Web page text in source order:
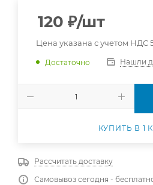
120 ₽/шт
Цена указана с учетом НДС
Достаточно Нашли
КУПИТЬ В 1
Рассчитать доставку
Самовывоз сегодня -